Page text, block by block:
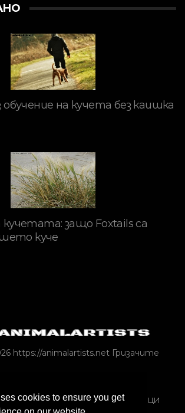
cookies to ensure you get
обучение на кучета без каишка
защо Foxtails са
куче
https://animalartists.net Гризачите
НА ДОМАШНИ ЛЮБИМЦИ
ЗАЙЦИ